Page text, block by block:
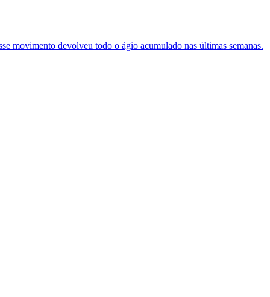
movimento devolveu todo o ágio acumulado nas últimas semanas.